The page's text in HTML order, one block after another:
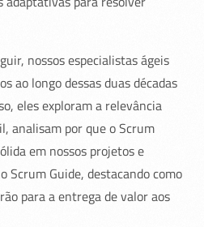
nossos especialistas ágeis
ao longo dessas duas décadas
eles exploram a relevância
analisam por que o Scrum
em nossos projetos e
Scrum Guide, destacando como
para a entrega de valor aos